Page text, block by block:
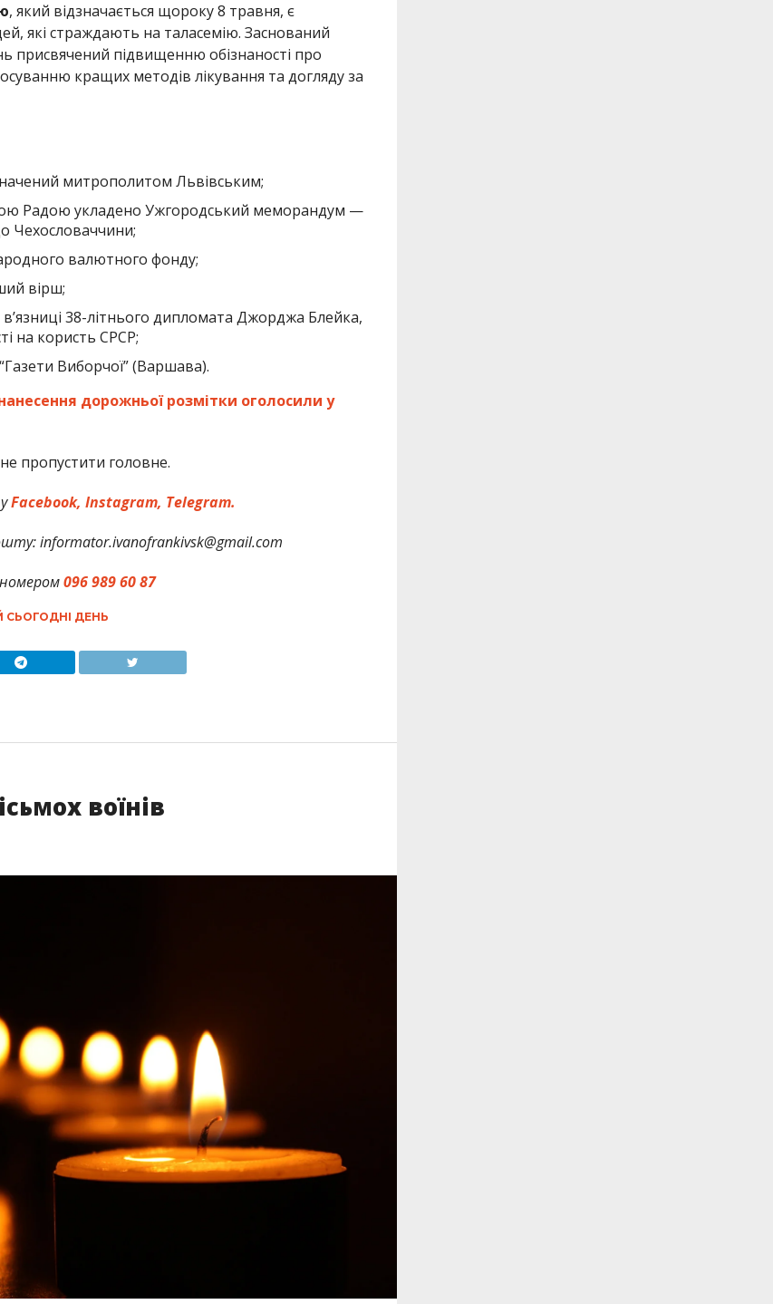
, який відзначається щороку 8 травня, є
які страждають на таласемію. Заснований
присвячений підвищенню обізнаності про
кращих методів лікування та догляду за
митрополитом Львівським;
Радою укладено Ужгородський меморандум —
Чехословаччини;
валютного фонду;
вірш;
в’язниці 38-літнього дипломата Джорджа Блейка,
на користь СРСР;
Виборчої” (Варшава).
дорожньої розмітки оголосили у
пропустити головне.
уFacebook, Instagram, Telegram.
informator.ivanofrankivsk@gmail.com
номером096 989 60 87
СЬОГОДНІ ДЕНЬ
воїнів